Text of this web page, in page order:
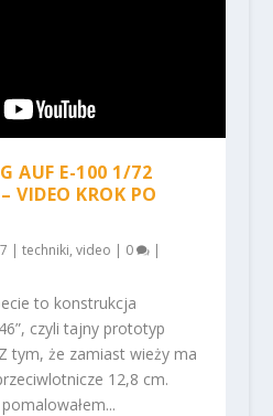
AUF E-100 1/72
VIDEO KROK PO
| techniki, video | 0 |
to konstrukcja
czyli tajny prototyp
tym, że zamiast wieży ma
12,8 cm.